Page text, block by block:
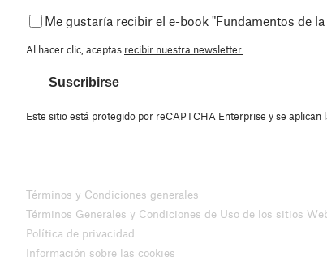
Me gustaría recibir el e-book "Fundamentos de
Al hacer clic, aceptas recibir nuestra newsletter.
Suscribirse
Este sitio está protegido por reCAPTCHA Enterprise y se aplican
Términos y Condiciones generales
Términos Generales y Condiciones de Uso de los sitios
Política de privacidad
Información sobre las cookies